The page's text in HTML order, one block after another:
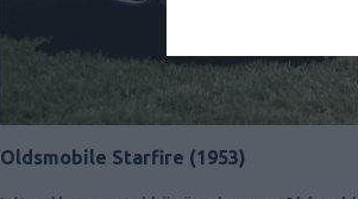
Oldsmobile Starfire (1953)